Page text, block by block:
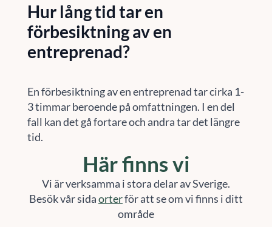
Hur lång tid tar en
förbesiktning av en
entreprenad?
En förbesiktning av en entreprenad tar cirka 1-
3 timmar beroende på omfattningen. I en del
fall kan det gå fortare och andra tar det längre
tid.
Här finns vi
Vi är verksamma i stora delar av Sverige.
Besök vår sidaorterför att se om vi finns i ditt
område